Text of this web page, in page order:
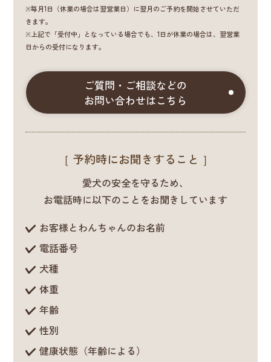
※毎月1日（休業の場合は翌営業日）に翌月のご予約を開始させていただ
きます。
※上記で「受付中」となっている場合でも、1日が休業の場合は、翌営業
日からの受付になります。
ご質問・ご相談などの
お問い合わせはこちら
［ 予約時にお聞きすること ］
愛犬の安全を守るため、
お電話時に以下のことをお聞きしています
お客様とわんちゃんのお名前
電話番号
犬種
体重
年齢
性別
健康状態（年齢による）